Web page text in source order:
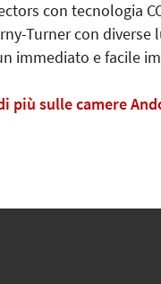
con tecnologia
Turner con
immediato e facile
più sulle camere